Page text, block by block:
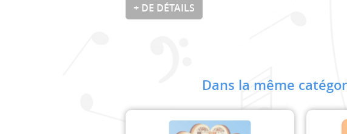
+ DE DÉTAILS
Dans la même